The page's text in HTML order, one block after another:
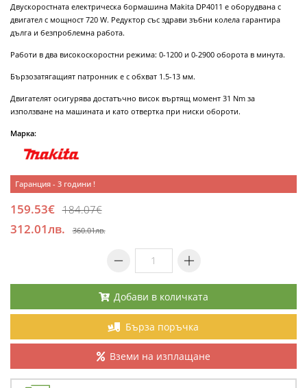
Двускоростната електрическа бормашина Makita DP4011 е оборудвана с
двигател с мощност 720 W. Редуктор със здрави зъбни колела гарантира
дълга и безпроблемна работа.
Работи в два високоскоростни режима: 0-1200 и 0-2900 оборота в минута.
Бързозатягащият патронник е с обхват 1.5-13 мм.
Двигателят осигурява достатъчно висок въртящ момент 31 Nm за
използване на машината и като отвертка при ниски обороти.
Марка:
Гаранция - 3 години !
159.53€ 184.07€
312.01лв. 360.01лв.
Добави в количката
Бърза поръчка
Вземи на изплащане